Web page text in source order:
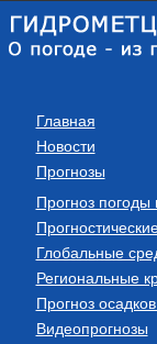
Главная
Новости
Прогнозы
Прогноз
Глобальные
Региональные
Прогноз
Видеопрогнозы